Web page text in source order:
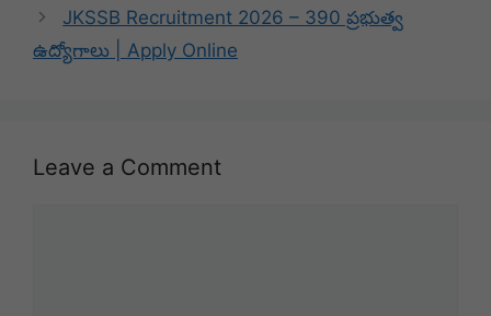
JKSSB Recruitment 2026 – 390 ప్రభుత్వ
ఉద్యోగాలు | Apply Online
Leave a Comment